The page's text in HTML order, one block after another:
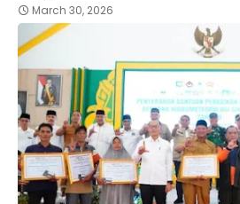
March 30, 2026